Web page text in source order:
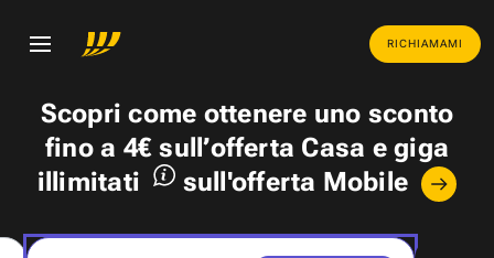
RICHIAMAMI
Scopri come ottenere uno sconto
fino a 4€ sull’offerta Casa egiga
illimitati
sull'offerta Mobile